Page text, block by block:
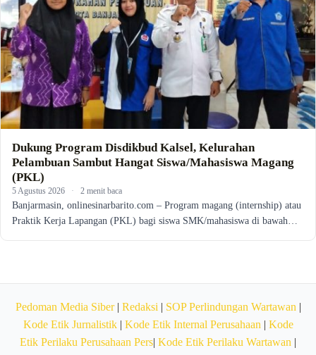
Dukung Program Disdikbud Kalsel, Kelurahan
Pelambuan Sambut Hangat Siswa/Mahasiswa Magang
(PKL)
5 Agustus 2026 · 2 menit baca
Banjarmasin, onlinesinarbarito.com – Program magang (internship) atau
Praktik Kerja Lapangan (PKL) bagi siswa SMK/mahasiswa di bawah…
Pedoman Media Siber| Redaksi | SOP Perlindungan Wartawan |
Kode Etik Jurnalistik| Kode Etik Internal Perusahaan | Kode
Etik Perilaku Perusahaan Pers| Kode Etik Perilaku Wartawan |